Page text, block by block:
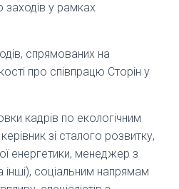
заходів у рамках
спрямованих на
про співпрацю Сторін у
кадрів по екологічним
зі сталого розвитку,
енергетики, менеджер з
інші), соціальним напрямам